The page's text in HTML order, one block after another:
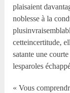
plaisaient
noblesse à la
cetteincertitude,
satante une
lesparoles
« Vous